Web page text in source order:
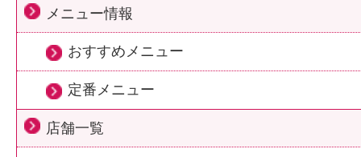
メニュー情報
おすすめメニュー
定番メニュー
店舗一覧